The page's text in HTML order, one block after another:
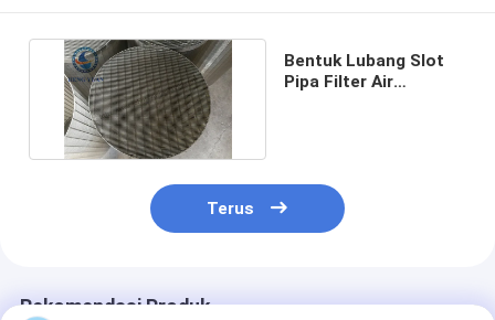
Bentuk Lubang Slot
Pipa Filter Air
Terus
Rekomendasi Produk